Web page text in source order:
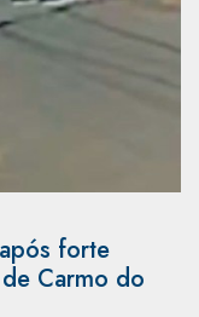
forte
Carmo do